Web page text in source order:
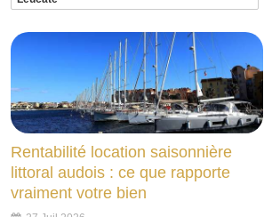
Rentabilité location saisonnière
littoral audois : ce que rapporte
vraiment votre bien